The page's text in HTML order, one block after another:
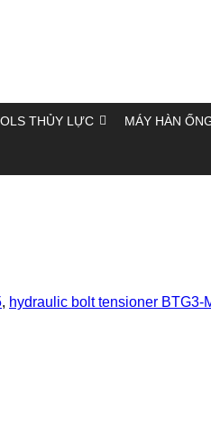
THỦY LỰC MÁY HÀN
, hydraulic bolt tensioner BTG3-